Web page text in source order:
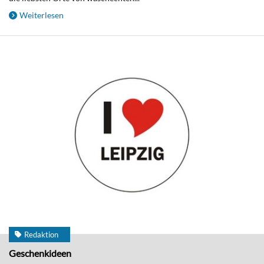
Weiterlesen
Redaktion
Geschenkideen